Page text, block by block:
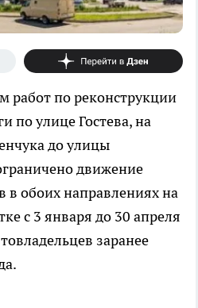
работ по реконструкции
по улице Гостева, на
до улицы
движение
в обоих направлениях на
с 3 января до 30 апреля
заранее